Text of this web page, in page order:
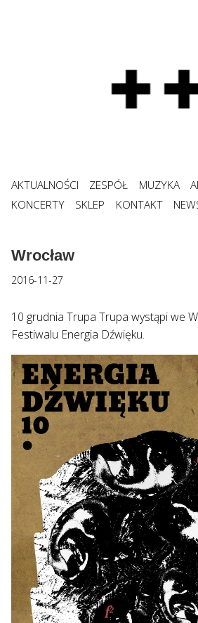
AKTUALNOŚCI ZESPÓŁ MUZYKA
KONCERTY
SKLEP KONTAKT
Wrocław
2016-11-27
10 grudnia Trupa Trupa wystąpi we
Festiwalu Energia Dźwięku.